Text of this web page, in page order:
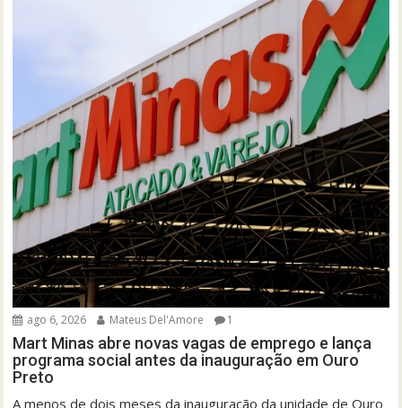
ago 6, 2026 Mateus Del'Amore 1
Mart Minas abre novas vagas de emprego e lança
programa social antes da inauguração em Ouro
Preto
A menos de dois meses da inauguração da unidade de Ouro